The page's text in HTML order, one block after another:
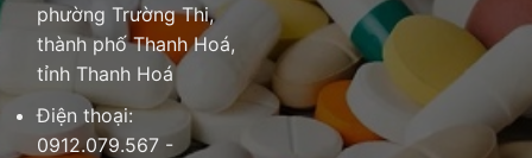
phường Trường Thi,
thành phố Thanh Hoá,
tỉnh Thanh Hoá
Điện thoại:
0912.079.567 -